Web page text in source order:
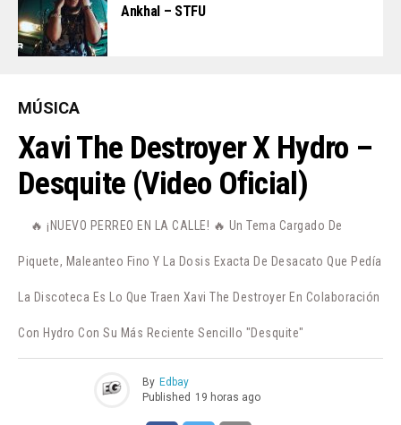
Ankhal – STFU
MÚSICA
Xavi The Destroyer X Hydro –
Desquite (Video Oficial)
🔥 ¡NUEVO PERREO EN LA CALLE! 🔥 Un Tema Cargado De
Piquete, Maleanteo Fino Y La Dosis Exacta De Desacato Que Pedía
La Discoteca Es Lo Que Traen Xavi The Destroyer En Colaboración
Con Hydro Con Su Más Reciente Sencillo "Desquite"
By Edbay
Published 19 horas ago